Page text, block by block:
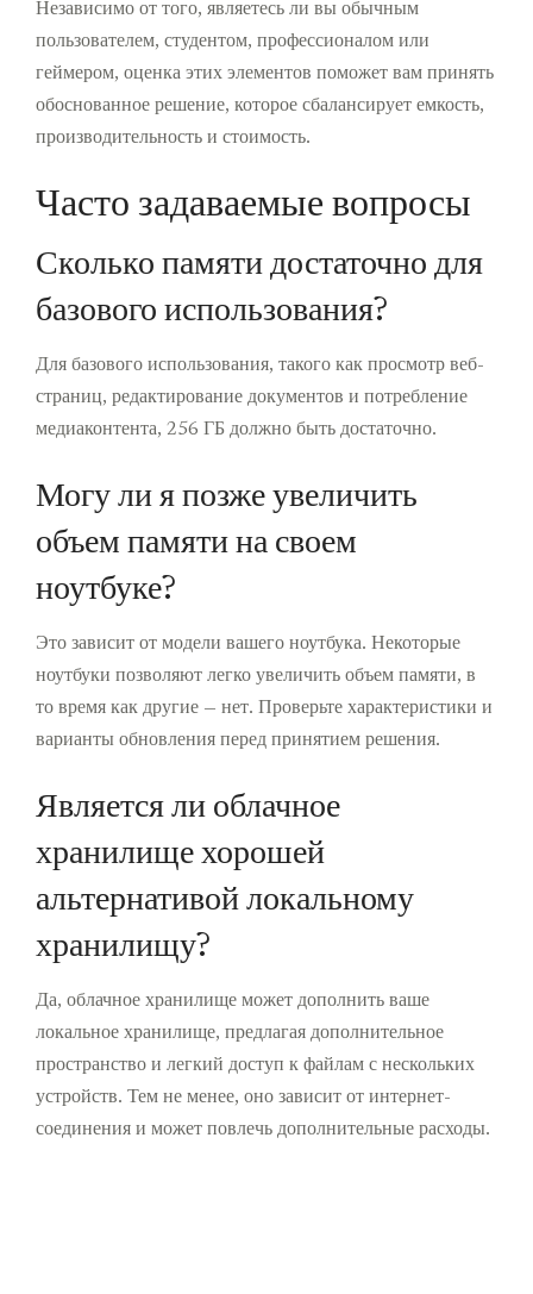
Независимо от того, являетесь ли вы обычным
пользователем, студентом, профессионалом или
геймером, оценка этих элементов поможет вам принять
обоснованное решение, которое сбалансирует емкость,
производительность и стоимость.
Часто задаваемые вопросы
Сколько памяти достаточно для
базового использования?
Для базового использования, такого как просмотр веб-
страниц, редактирование документов и потребление
медиаконтента, 256 ГБ должно быть достаточно.
Могу ли я позже увеличить
объем памяти на своем
ноутбуке?
Это зависит от модели вашего ноутбука. Некоторые
ноутбуки позволяют легко увеличить объем памяти, в
то время как другие — нет. Проверьте характеристики и
варианты обновления перед принятием решения.
Является ли облачное
хранилище хорошей
альтернативой локальному
хранилищу?
Да, облачное хранилище может дополнить ваше
локальное хранилище, предлагая дополнительное
пространство и легкий доступ к файлам с нескольких
устройств. Тем не менее, оно зависит от интернет-
соединения и может повлечь дополнительные расходы.